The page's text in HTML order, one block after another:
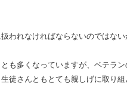
われなければならないのではない
も多くなっていますが、ベテラ
徒さんともとても親しげに取り